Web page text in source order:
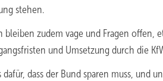
stehen.
bleiben zudem vage und Fragen
und Umsetzung durch die
dass der Bund sparen muss, und